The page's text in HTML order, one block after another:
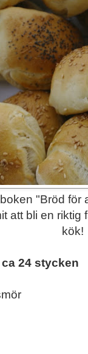
"Bröd
att bli en riktig
kök!
24 stycken